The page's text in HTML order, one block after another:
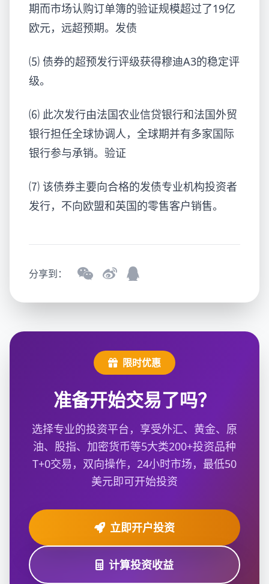
期而市场认购订单簿的验证规模超过了19亿
欧元，远超预期。发债
⑸ 债券的超预发行评级获得穆迪A3的稳定评
级。
⑹ 此次发行由法国农业信贷银行和法国外贸
银行担任全球协调人，全球期并有多家国际
银行参与承销。验证
⑺ 该债券主要向合格的发债专业机构投资者
发行，不向欧盟和英国的零售客户销售。
分享到：
限时优惠
准备开始交易了吗？
选择专业的投资平台，享受外汇、黄金、原
油、股指、加密货币等5大类200+投资品种
T+0交易，双向操作，24小时市场，最低50
美元即可开始投资
立即开户投资
计算投资收益